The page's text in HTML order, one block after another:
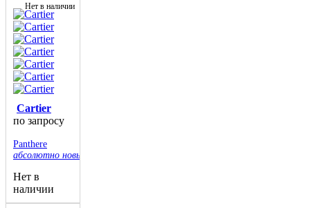
Нет в наличии
Cartier
по запросу
Panthere
абсолютно новые
Нет в
наличии